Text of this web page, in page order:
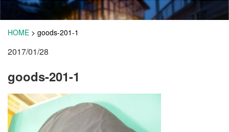
学 ぶ(健康福祉)
(宿泊)
施設・料金
HOME > goods-201-1
2017/01/28
goods-201-1